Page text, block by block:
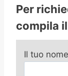
Per
compila
Il tuo nome